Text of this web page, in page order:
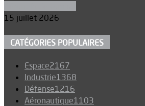
15 juillet 2026
CATÉGORIES POPULAIRES
Espace2167
Industrie1368
Défense1216
Aéronautique1103